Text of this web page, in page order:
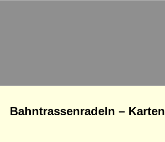
Bahntrassenradeln – Karten